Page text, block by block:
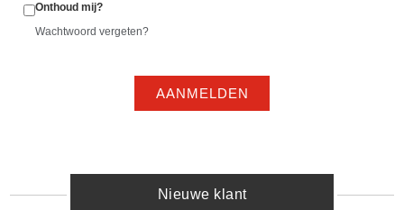
Onthoud mij?
Wachtwoord vergeten?
AANMELDEN
Nieuwe klant